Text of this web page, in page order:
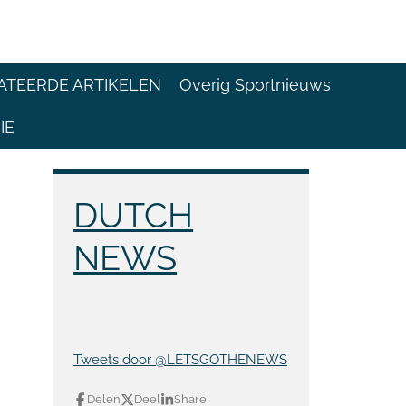
ARTIKELEN Overig Sportnieuws
DUTCH
NEWS
Tweets door @LETSGOTHENEWS
Delen Deel Share